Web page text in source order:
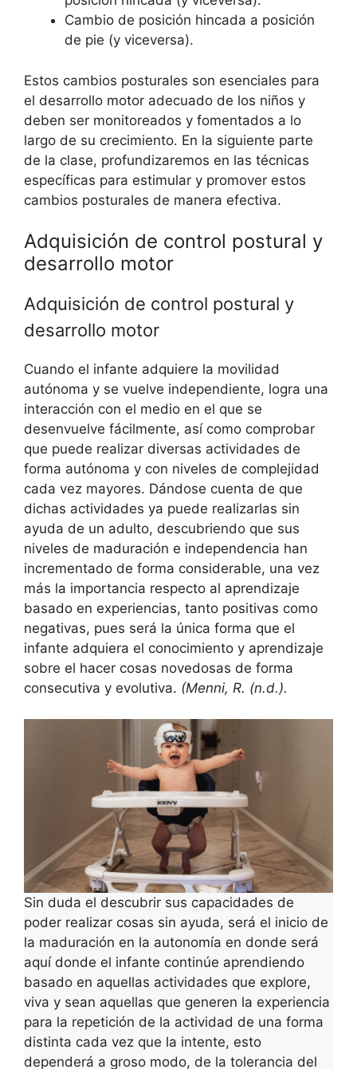
Cambio de posición hincada a posición
de pie (y viceversa).
Estos cambios posturales son esenciales para
el desarrollo motor adecuado de los niños y
deben ser monitoreados y fomentados a lo
largo de su crecimiento. En la siguiente parte
de la clase, profundizaremos en las técnicas
específicas para estimular y promover estos
cambios posturales de manera efectiva.
Adquisición de control postural y
desarrollo motor
Adquisición de control postural y
desarrollo motor
Cuando el infante adquiere la movilidad
autónoma y se vuelve independiente, logra una
interacción con el medio en el que se
desenvuelve fácilmente, así como comprobar
que puede realizar diversas actividades de
forma autónoma y con niveles de complejidad
cada vez mayores. Dándose cuenta de que
dichas actividades ya puede realizarlas sin
ayuda de un adulto, descubriendo que sus
niveles de maduración e independencia han
incrementado de forma considerable, una vez
más la importancia respecto al aprendizaje
basado en experiencias, tanto positivas como
negativas, pues será la única forma que el
infante adquiera el conocimiento y aprendizaje
sobre el hacer cosas novedosas de forma
consecutiva y evolutiva. (Menni, R. (n.d.).
Sin duda el descubrir sus capacidades de
poder realizar cosas sin ayuda, será el inicio de
la maduración en la autonomía en donde será
aquí donde el infante continúe aprendiendo
basado en aquellas actividades que explore,
viva y sean aquellas que generen la experiencia
para la repetición de la actividad de una forma
distinta cada vez que la intente, esto
dependerá a groso modo, de la tolerancia del